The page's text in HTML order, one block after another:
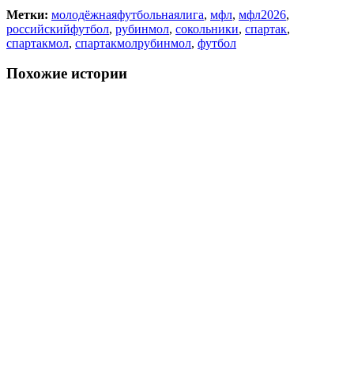
Метки: молодёжнаяфутбольнаялига, мфл, мфл2026,
российскийфутбол, рубинмол, сокольники, спартак,
спартакмол, спартакмолрубинмол, футбол
Похожие истории